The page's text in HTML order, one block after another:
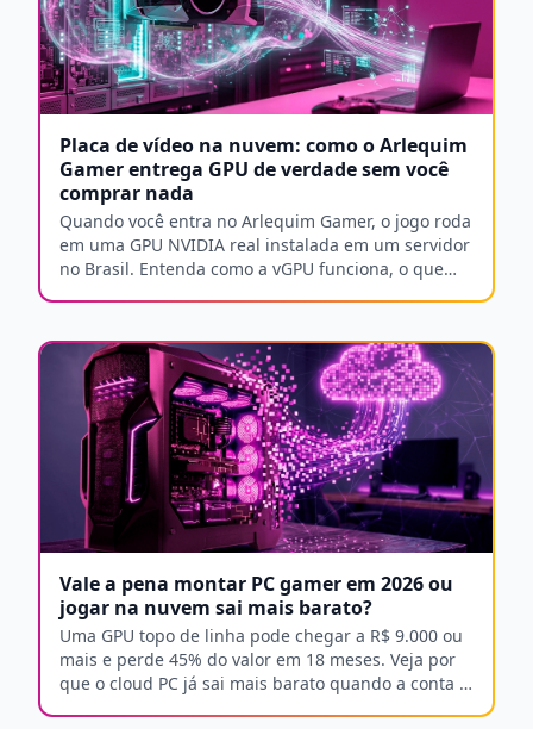
Placa de vídeo na nuvem: como o Arlequim
Gamer entrega GPU de verdade sem você
comprar nada
Quando você entra no Arlequim Gamer, o jogo roda
em uma GPU NVIDIA real instalada em um servidor
no Brasil. Entenda como a vGPU funciona, o que
Vale a pena montar PC gamer em 2026 ou
jogar na nuvem sai mais barato?
Uma GPU topo de linha pode chegar a R$ 9.000 ou
mais e perde 45% do valor em 18 meses. Veja por
que o cloud PC já sai mais barato quando a conta é